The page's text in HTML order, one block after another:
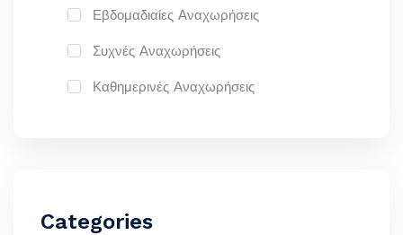
Εβδομαδιαίες Αναχωρήσεις
Συχνές Αναχωρήσεις
Καθημερινές Αναχωρήσεις
Categories